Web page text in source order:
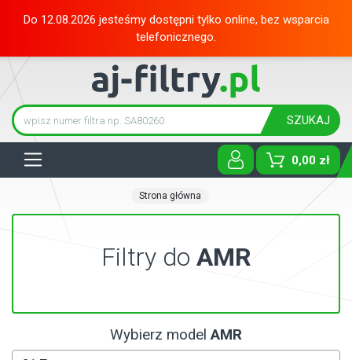
Do 12.08.2026 jesteśmy dostępni tylko online, bez wsparcia
telefonicznego.
SZUKAJ
0,00 zł
Strona główna
Filtry do AMR
Wybierz modelAMR